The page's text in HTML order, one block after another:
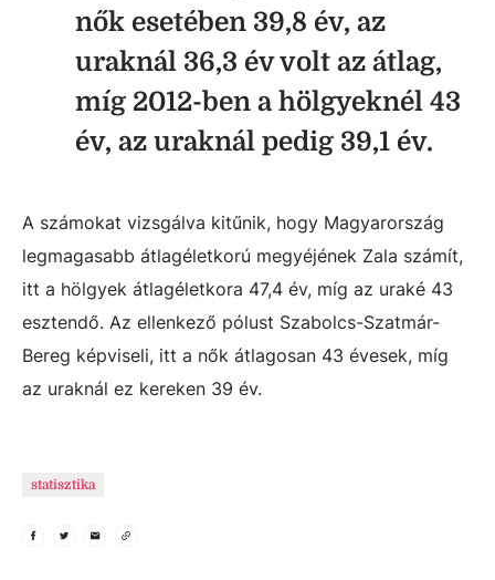
nők esetében 39,8 év, az
uraknál 36,3 év volt az átlag,
míg 2012-ben a hölgyeknél 43
év, az uraknál pedig 39,1 év.
A számokat vizsgálva kitűnik, hogy Magyarország
legmagasabb átlagéletkorú megyéjének Zala számít,
itt a hölgyek átlagéletkora 47,4 év, míg az uraké 43
esztendő. Az ellenkező pólust Szabolcs-Szatmár-
Bereg képviseli, itt a nők átlagosan 43 évesek, míg
az uraknál ez kereken 39 év.
statisztika